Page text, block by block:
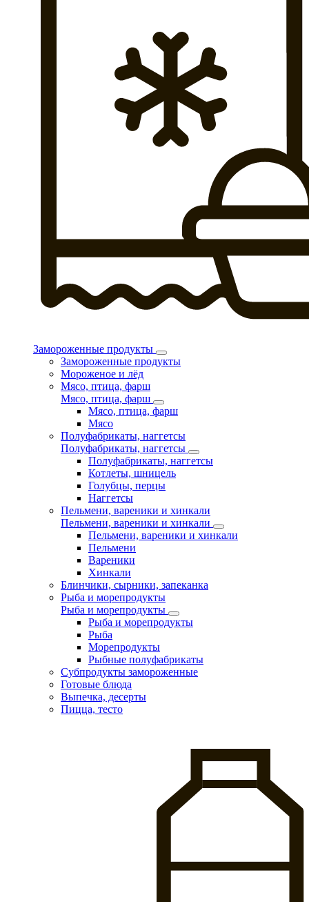
Замороженные продукты
Замороженные продукты
Мороженое и лёд
Мясо, птица, фарш
Мясо, птица, фарш
Мясо, птица, фарш
Мясо
Полуфабрикаты, наггетсы
Полуфабрикаты, наггетсы
Полуфабрикаты, наггетсы
Котлеты, шницель
Голубцы, перцы
Наггетсы
Пельмени, вареники и хинкали
Пельмени, вареники и хинкали
Пельмени, вареники и хинкали
Пельмени
Вареники
Хинкали
Блинчики, сырники, запеканка
Рыба и морепродукты
Рыба и морепродукты
Рыба и морепродукты
Рыба
Морепродукты
Рыбные полуфабрикаты
Субпродукты замороженные
Готовые блюда
Выпечка, десерты
Пицца, тесто